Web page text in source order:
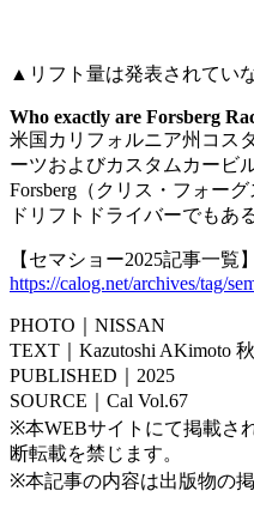
▲リフト量は発表されてい
Who exactly are Forsberg
米国カリフォルニア州コス
ーツおよびカスタムカービ
Forsberg（クリス・フォー
ドリフトドライバーでもある
【セマショー2025記事一覧】
https://calog.net/archives/tag/
PHOTO｜NISSAN
TEXT｜Kazutoshi AKimoto
PUBLISHED｜2025
SOURCE｜Cal Vol.67
※本WEBサイトにて掲載さ
断転載を禁じます。
※本記事の内容は出版物の